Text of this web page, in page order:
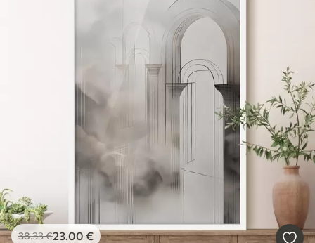
38.33€23.00 €